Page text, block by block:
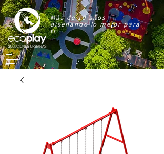
Más de 10 años
diseñando lo mejor para
ti